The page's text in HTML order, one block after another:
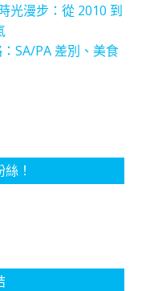
光漫步：從 2010 到
SA/PA 差別、美食
！